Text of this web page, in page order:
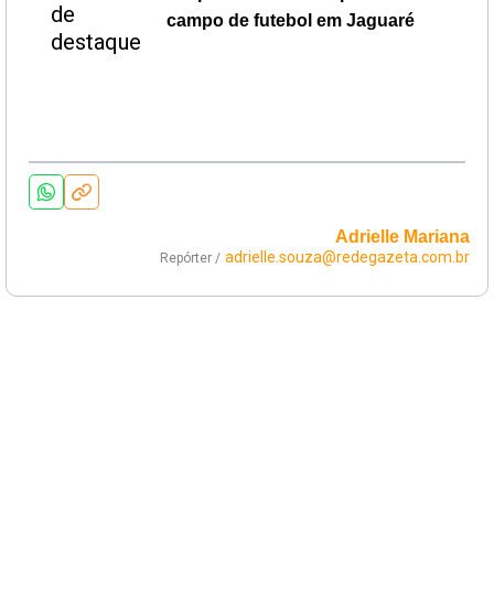
campo de futebol em Jaguaré
Adrielle Mariana
Repórter / adrielle.souza@redegazeta.com.br